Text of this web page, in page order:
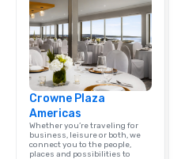
Crowne Plaza
Americas
Whether you’re traveling for
business, leisure or both, we
connect you to the people,
places and possibilities to